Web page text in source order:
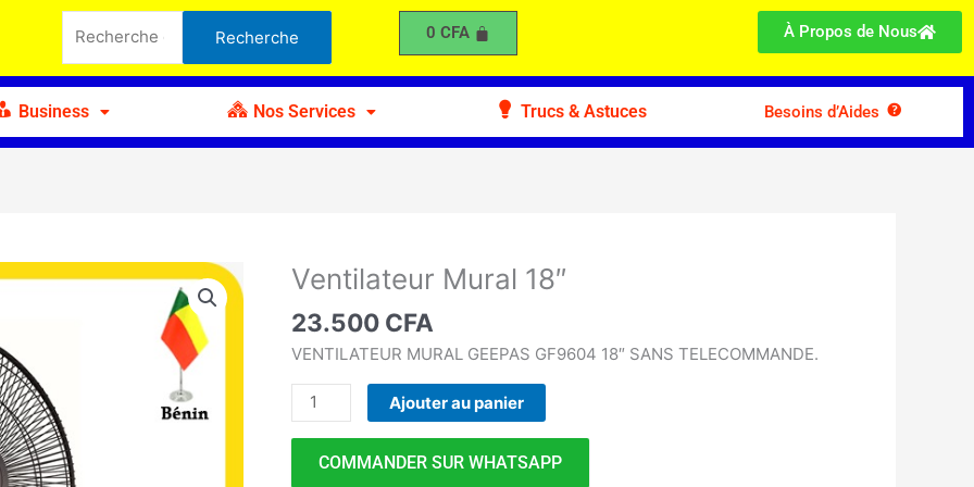
pour :
Recherche 0 CFA À Propos de Nous
Business Nos Services Trucs & Astuces Besoins d’Aides
Ventilateur Mural 18″
23.500 CFA
VENTILATEUR MURAL GEEPAS GF9604 18″ SANS TELECOMMANDE.
quantité
Ventilateur
Mural
Ajouter au panier
COMMANDER SUR WHATSAPP